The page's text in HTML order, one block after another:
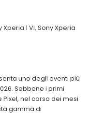
Xperia 1 VI, Sony Xperia
uno degli eventi più
Sebbene i primi
nel corso dei mesi
gamma di